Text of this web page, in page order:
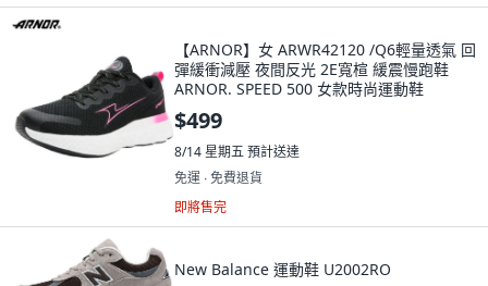
【ARNOR】女 ARWR42120 /Q6輕量透氣 回
彈緩衝減壓 夜間反光 2E寬楦 緩震慢跑鞋
ARNOR. SPEED 500 女款時尚運動鞋
$499
8/14 星期五預計送達
免運 ∙ 免費退貨
即將售完
New Balance 運動鞋 U2002RO